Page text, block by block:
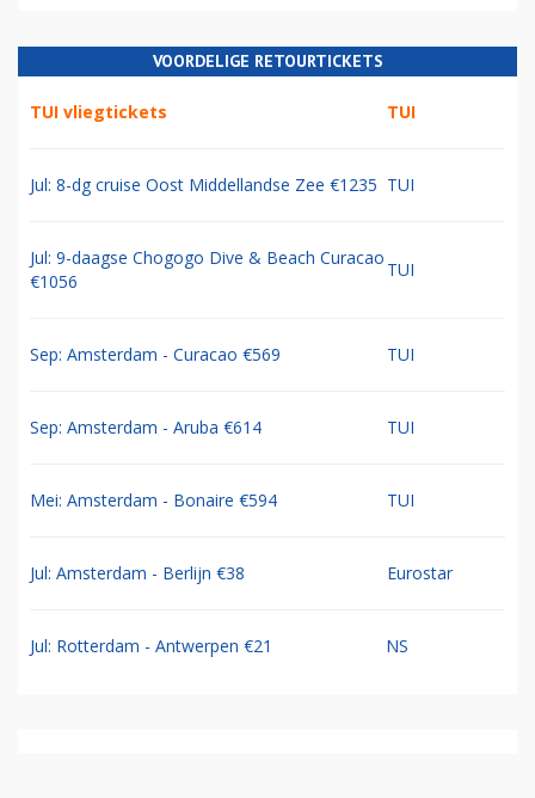
VOORDELIGE RETOURTICKETS
TUI vliegtickets TUI
Jul: 8-dg cruise Oost Middellandse Zee €1235 TUI
Jul: 9-daagse Chogogo Dive & Beach Curacao
€1056
TUI
Sep: Amsterdam - Curacao €569 TUI
Sep: Amsterdam - Aruba €614 TUI
Mei: Amsterdam - Bonaire €594 TUI
Jul: Amsterdam - Berlijn €38 Eurostar
Jul: Rotterdam - Antwerpen €21 NS